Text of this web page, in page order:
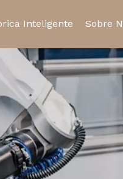
Relé automotriz
Micro interruptor
Inteligente Sobre